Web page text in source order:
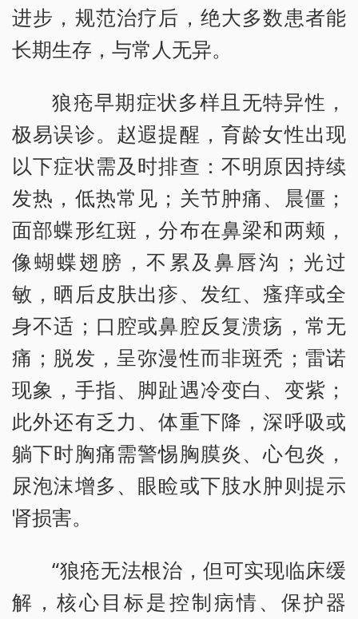
进步，规范治疗后，绝大多数患者能
长期生存，与常人无异。
狼疮早期症状多样且无特异性，
极易误诊。赵遐提醒，育龄女性出现
以下症状需及时排查：不明原因持续
发热，低热常见；关节肿痛、晨僵；
面部蝶形红斑，分布在鼻梁和两颊，
像蝴蝶翅膀，不累及鼻唇沟；光过
敏，晒后皮肤出疹、发红、瘙痒或全
身不适；口腔或鼻腔反复溃疡，常无
痛；脱发，呈弥漫性而非斑秃；雷诺
现象，手指、脚趾遇冷变白、变紫；
此外还有乏力、体重下降，深呼吸或
躺下时胸痛需警惕胸膜炎、心包炎，
尿泡沫增多、眼睑或下肢水肿则提示
肾损害。
“狼疮无法根治，但可实现临床缓
解，核心目标是控制病情、保护器